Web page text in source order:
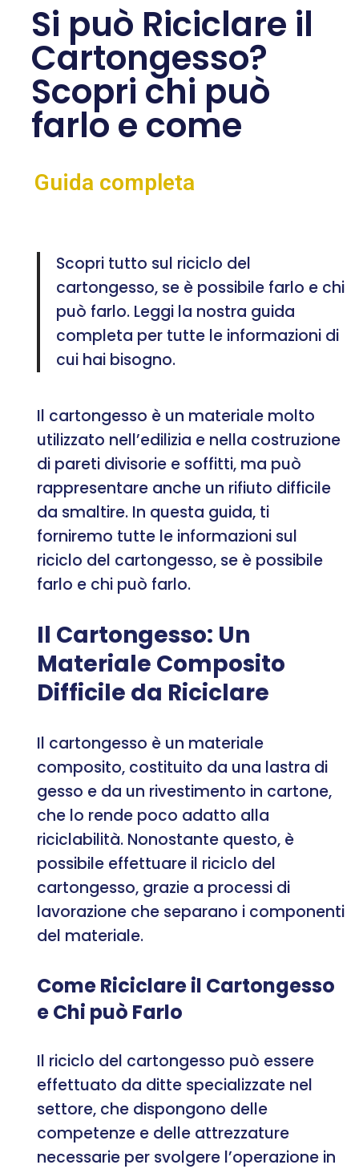
Si può Riciclare il
Cartongesso?
Scopri chi può
farlo e come
Guida completa
Scopri tutto sul riciclo del
cartongesso, se è possibile farlo e chi
può farlo. Leggi la nostra guida
completa per tutte le informazioni di
cui hai bisogno.
Il cartongesso è un materiale molto
utilizzato nell’edilizia e nella costruzione
di pareti divisorie e soffitti, ma può
rappresentare anche un rifiuto difficile
da smaltire. In questa guida, ti
forniremo tutte le informazioni sul
riciclo del cartongesso, se è possibile
farlo e chi può farlo.
Il Cartongesso: Un
Materiale Composito
Difficile da Riciclare
Il cartongesso è un materiale
composito, costituito da una lastra di
gesso e da un rivestimento in cartone,
che lo rende poco adatto alla
riciclabilità. Nonostante questo, è
possibile effettuare il riciclo del
cartongesso, grazie a processi di
lavorazione che separano i componenti
del materiale.
Come Riciclare il Cartongesso
e Chi può Farlo
Il riciclo del cartongesso può essere
effettuato da ditte specializzate nel
settore, che dispongono delle
competenze e delle attrezzature
necessarie per svolgere l’operazione in